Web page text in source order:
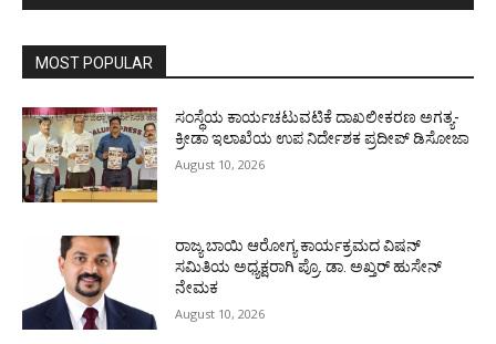
MOST POPULAR
ಸಂಸ್ಥೆಯ ಕಾರ್ಯಚಟುವಟಿಕೆ ದಾಖಲೀಕರಣ ಅಗತ್ಯ-
ಕ್ರೀಡಾ ಇಲಾಖೆಯ ಉಪ ನಿರ್ದೇಶಕ ಪ್ರದೀಪ್ ಡಿಸೋಜಾ
August 10, 2026
ರಾಜ್ಯ ಬಾಯಿ ಆರೋಗ್ಯ ಕಾರ್ಯಕ್ರಮದ ವಿಷನ್
ಸಮಿತಿಯ ಅಧ್ಯಕ್ಷರಾಗಿ ಪ್ರೊ. ಡಾ. ಅಖ್ತರ್ ಹುಸೇನ್
ನೇಮಕ
August 10, 2026